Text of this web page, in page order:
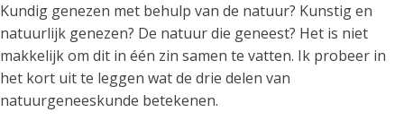
Kundig genezen met behulp van de natuur? Kunstig en
natuurlijk genezen? De natuur die geneest? Het is niet
makkelijk om dit in één zin samen te vatten. Ik probeer in
het kort uit te leggen wat de drie delen van
natuurgeneeskunde betekenen.